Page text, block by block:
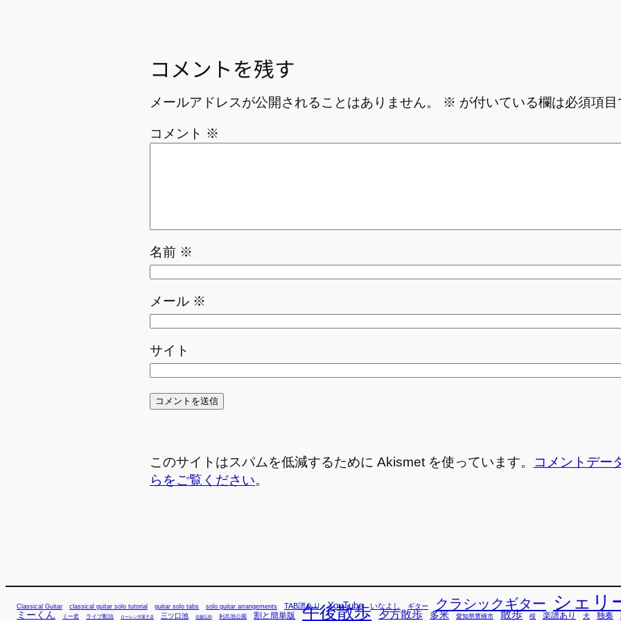
コメントを残す
メールアドレスが公開されることはありません。 ※ が付いている欄は必須項目
コメント ※
名前 ※
メール ※
サイト
このサイトはスパムを低減するために Akismet を使っています。
コメントデー
らをご覧ください。
Classical Guitar classical guitar solo tutorial guitar solo tabs solo guitar arrangements TAB譜あり YouTube いなよし ギター クラシックギター シェリ
ミーくん ミー君 ライブ配信 ローレン洋菓子店 三ツ口池 佐藤弘和 利兵池公園 割と簡単版 午後散歩 夕方散歩 多米 愛知県豊橋市 散歩 桜 楽譜あり 犬 独奏